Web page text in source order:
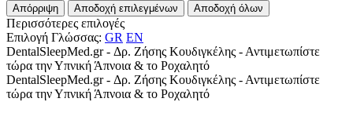
Απόρριψη Αποδοχή επιλεγμένων Αποδοχή όλων
Περισσότερες επιλογές
Επιλογή Γλώσσας: GR EN
DentalSleepMed.gr - Δρ. Ζήσης Κουδιγκέλης - Αντιμετωπίστε
τώρα την Υπνική Άπνοια & το Ροχαλητό
DentalSleepMed.gr - Δρ. Ζήσης Κουδιγκέλης - Αντιμετωπίστε
τώρα την Υπνική Άπνοια & το Ροχαλητό